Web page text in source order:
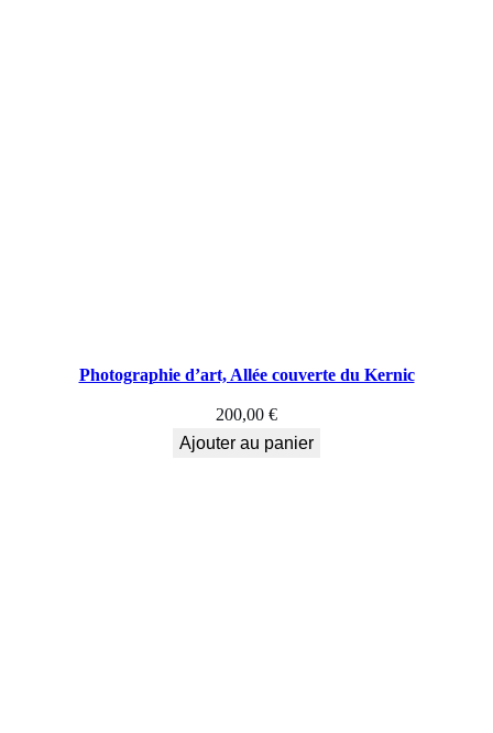
Photographie d’art, Allée couverte du Kernic
200,00 €
Ajouter au panier